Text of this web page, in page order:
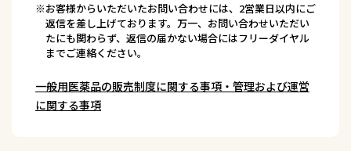
※お客様からいただいたお問い合わせには、2営業日以内にご
返信を差し上げております。万一、お問い合わせいただい
たにも関わらず、返信の届かない場合にはフリーダイヤル
までご連絡ください。
一般用医薬品の販売制度に関する事項・管理および運営
に関する事項